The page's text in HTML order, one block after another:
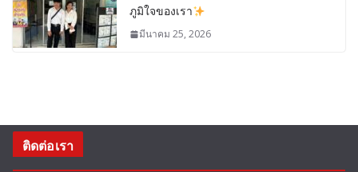
ภูมิใจของเรา
มีนาคม 25, 2026
ติดต่อเรา